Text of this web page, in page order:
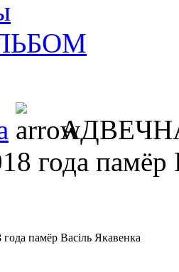
года памёр
памёр Васіль Якавенка